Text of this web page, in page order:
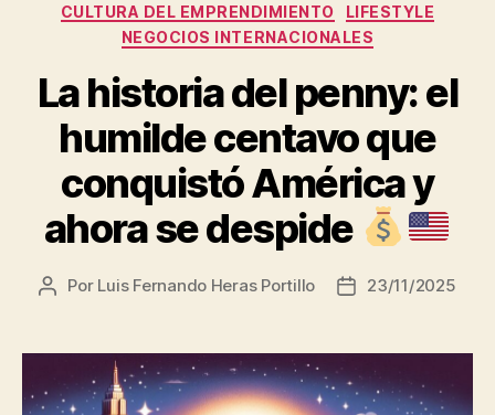
CULTURA DEL EMPRENDIMIENTO
LIFESTYLE
NEGOCIOS INTERNACIONALES
La historia del penny: el
humilde centavo que
conquistó América y
ahora se despide
Autor
entrada
Por Luis Fernando Heras Portillo
Fecha
entrada
23/11/2025